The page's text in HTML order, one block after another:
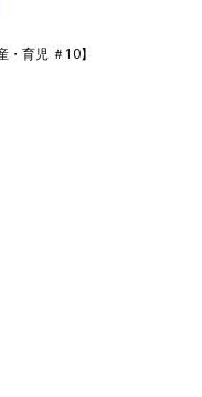
育児 ＃10】